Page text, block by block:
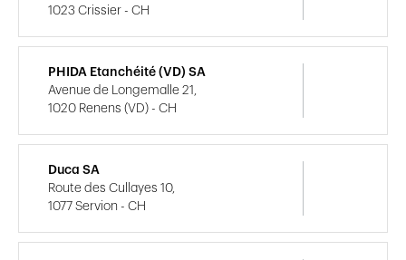
1023 Crissier - CH
PHIDA Etanchéité (VD) SA
Avenue de Longemalle 21,
1020 Renens (VD) - CH
Duca SA
Route des Cullayes 10,
1077 Servion - CH